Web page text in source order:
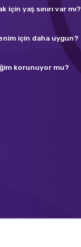
yaş sınırı var mı?
için daha uygun?
korunuyor mu?